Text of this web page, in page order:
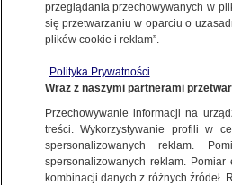
ZE ŚWIATA
"Geszefty kwitną"
28.09.2015, 11:01
Udostępnij
przeglądania przechowywanych w
się przetwarzaniu w oparciu o
plików cookie i reklam”.
Polityka Prywatności
Wraz z naszymi partnerami
Przechowywanie informacji na
treści. Wykorzystywanie profili w
spersonalizowanych reklam.
spersonalizowanych reklam.
kombinacji danych z różnych źródeł.